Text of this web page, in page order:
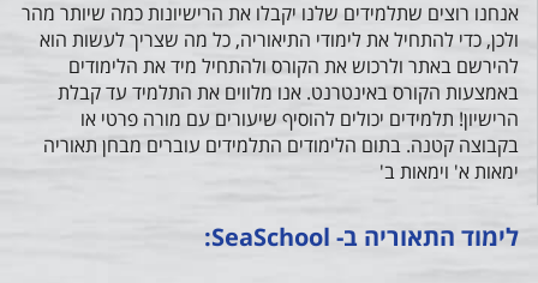
אנחנו רוצים שתלמידים שלנו יקבלו את הרישיונות כמה שיותר מהר
ולכן, כדי להתחיל את לימודי התיאוריה, כל מה שצריך לעשות הוא
להירשם באתר ולרכוש את הקורס ולהתחיל מיד את הלימודים
באמצעות הקורס באינטרנט. אנו מלווים את התלמיד עד קבלת
הרישיון! תלמידים יכולים להוסיף שיעורים עם מורה פרטי או
בקבוצה קטנה. בתום הלימודים התלמידים עוברים מבחן תאוריה
ימאות א' וימאות ב'
לימוד התאוריה ב- SeaSchool: